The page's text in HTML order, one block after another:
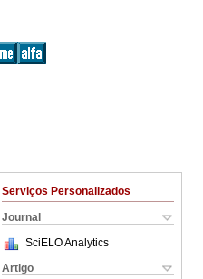
Serviços Personalizados
Journal
SciELO Analytics
Artigo